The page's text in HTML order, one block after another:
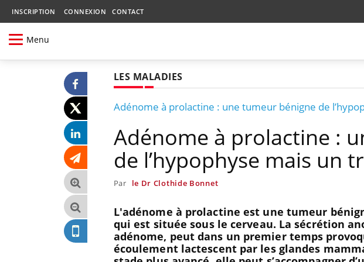
INSCRIPTION CONNEXION CONTACT
Menu
LES MALADIES
Adénome à prolactine : une tumeur bénigne de
Adénome à prolactine :
de l’hypophyse mais un
Par le Dr Clothide Bonnet
L'adénome à prolactine est une tumeur
qui est située sous le cerveau. La sécrétion
adénome, peut dans un premier temps
écoulement lactescent par les glandes